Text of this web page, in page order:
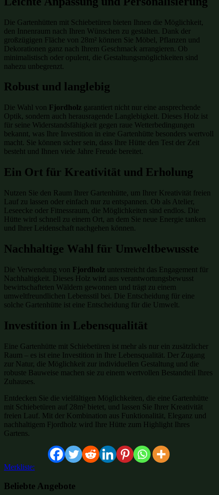
Die Gartenhütten mit Schiebetüren bieten Ihnen die Möglichkeit,
den Innenraum nach Ihren Wünschen zu gestalten. Dank der
großzügigen Fläche von 28m² können Sie Möbel, Pflanzen und
Dekorationen ganz nach Ihrem Geschmack arrangieren. Ob
minimalistisch oder opulent, die Gestaltungsmöglichkeiten sind
nahezu unbegrenzt.
Robust und langlebig
Die Wahl von Fjordholz garantiert nicht nur eine ansprechende
Optik, sondern auch herausragende Langlebigkeit. Dieses Holz ist
für seine Widerstandsfähigkeit gegen raue Wetterbedingungen
bekannt, was Ihre Investition in eine Gartenhütte besonders wertvoll
macht. Sie können sicher sein, dass Ihre Hütte den Test der Zeit
besteht und Ihnen viele Jahre Freude bereitet.
Ein Ort für Kreativität und Erholung
Nutzen Sie den Raum Ihrer Gartenhütte, um Ihrer Kreativität freien
Lauf zu lassen oder einfach nur zu entspannen. Ob als Atelier,
Leseecke oder Fitnessraum, die Möglichkeiten sind endlos. Die
Hütte wird schnell zu einem Ort, an dem Sie neue Energie tanken
und Ihrer Leidenschaft nachgehen können.
Nachhaltige Wahl für Umweltbewusste
Die Verwendung von Fjordholz unterstreicht das Engagement für
Nachhaltigkeit. Dieses Holz wird aus verantwortungsbewusst
bewirtschafteten Wäldern gewonnen und trägt zu einem
umweltfreundlichen Lebensstil bei. Die Entscheidung für eine
solche Gartenhütte ist eine Entscheidung für die Umwelt.
Investition in Lebensqualität
Eine Gartenhütte mit Schiebetüren ist mehr als nur ein zusätzlicher
Raum – es ist eine Investition in Ihre Lebensqualität. Der Zugang
zur Natur, die Möglichkeit zur individuellen Gestaltung und die
robuste Bauweise machen sie zu einem wertvollen Bestandteil Ihres
Zuhauses.
Entdecken Sie die vielfältigen Möglichkeiten, die eine Gartenhütte
mit Schiebetüren auf 28m² bietet, und lassen Sie Ihrer Kreativität
freien Lauf. Mit der Kombination aus Funktionalität, Eleganz und
nachhaltigem Fjordholz wird Ihre Hütte zum Highlight Ihres
Gartens.
Merkliste:
Beliebte Angebote